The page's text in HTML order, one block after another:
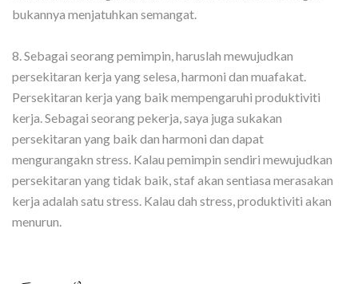
bukannya menjatuhkan semangat.
8. Sebagai seorang pemimpin, haruslah mewujudkan
persekitaran kerja yang selesa, harmoni dan muafakat.
Persekitaran kerja yang baik mempengaruhi produktiviti
kerja. Sebagai seorang pekerja, saya juga sukakan
persekitaran yang baik dan harmoni dan dapat
mengurangakn stress. Kalau pemimpin sendiri mewujudkan
persekitaran yang tidak baik, staf akan sentiasa merasakan
kerja adalah satu stress. Kalau dah stress, produktiviti akan
menurun.